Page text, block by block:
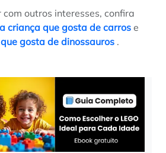
outros interesses, confira
criança que gosta de carros e
gosta de dinossauros .